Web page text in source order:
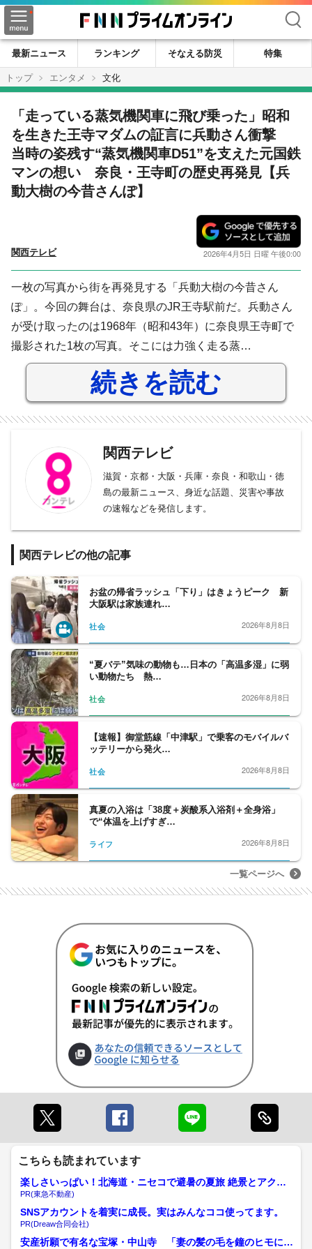
検索
最新ニュース ランキング そなえる防災
特集
トップ
エンタメ 文化
「走っている蒸気機関車に飛び乗った」昭和
を生きた王寺マダムの証言に兵動さん衝撃
当時の姿残す“蒸気機関車D51”を支えた元国鉄
マンの想い 奈良・王寺町の歴史再発見【兵
動大樹の今昔さんぽ】
関西テレビ 2026年4月5日 日曜 午後0:00
一枚の写真から街を再発見する「兵動大樹の今昔さん
ぽ」。今回の舞台は、奈良県のJR王寺駅前だ。兵動さん
が受け取ったのは1968年（昭和43年）に奈良県王寺町で
撮影された1枚の写真。そこには力強く走る蒸…
続きを読む
関西テレビ
滋賀・京都・大阪・兵庫・奈良・和歌山・徳
島の最新ニュース、身近な話題、災害や事故
の速報などを発信します。
関西テレビの他の記事
お盆の帰省ラッシュ「下り」はきょうピーク 新
大阪駅は家族連れ…
社会 2026年8月8日
“夏バテ”気味の動物も…日本の「高温多湿」に弱
い動物たち 熱…
社会 2026年8月8日
【速報】御堂筋線「中津駅」で乗客のモバイルバ
ッテリーから発火…
社会 2026年8月8日
真夏の入浴は「38度＋炭酸系入浴剤＋全身浴」
で“体温を上げすぎ…
ライフ 2026年8月8日
一覧ページへ
こちらも読まれています
楽しさいっぱい！北海道・ニセコで避暑の夏旅 絶景とアクテ
ィビティが揃う「ニセコ東...
PR(東急不動産)
SNSアカウントを着実に成長。実はみんなココ使ってます。
PR(Dreaw合同会社)
安産祈願で有名な宝塚・中山寺 「妻の髪の毛を鐘のヒモに結